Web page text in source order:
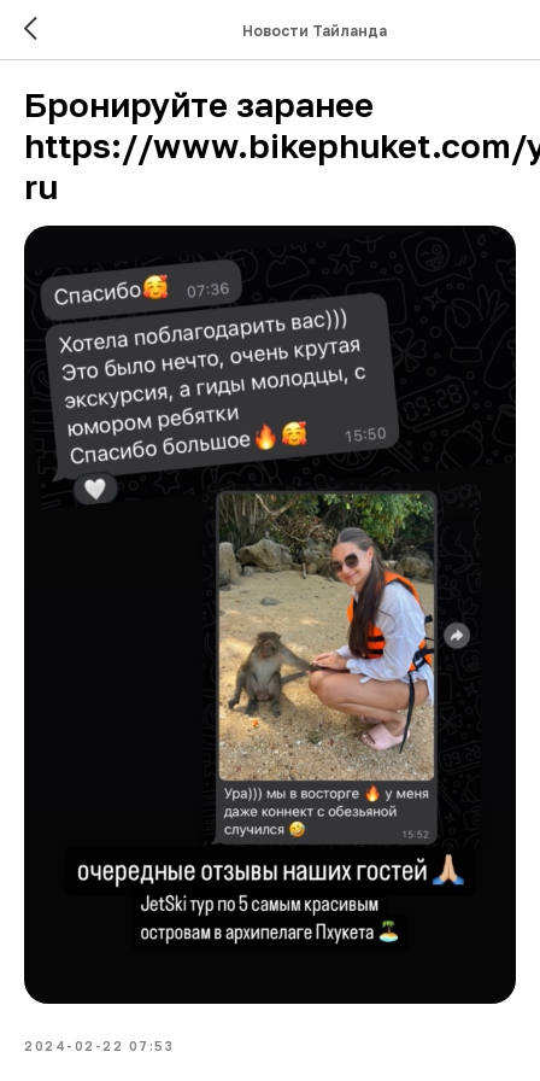
Новости Тайланда
Бронируйте заранее
https://www.bikephuket.com/
ru
2024-02-22 07:53